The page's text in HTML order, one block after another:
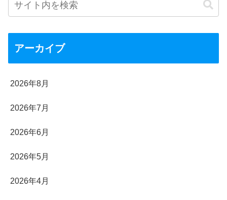
アーカイブ
2026年8月
2026年7月
2026年6月
2026年5月
2026年4月